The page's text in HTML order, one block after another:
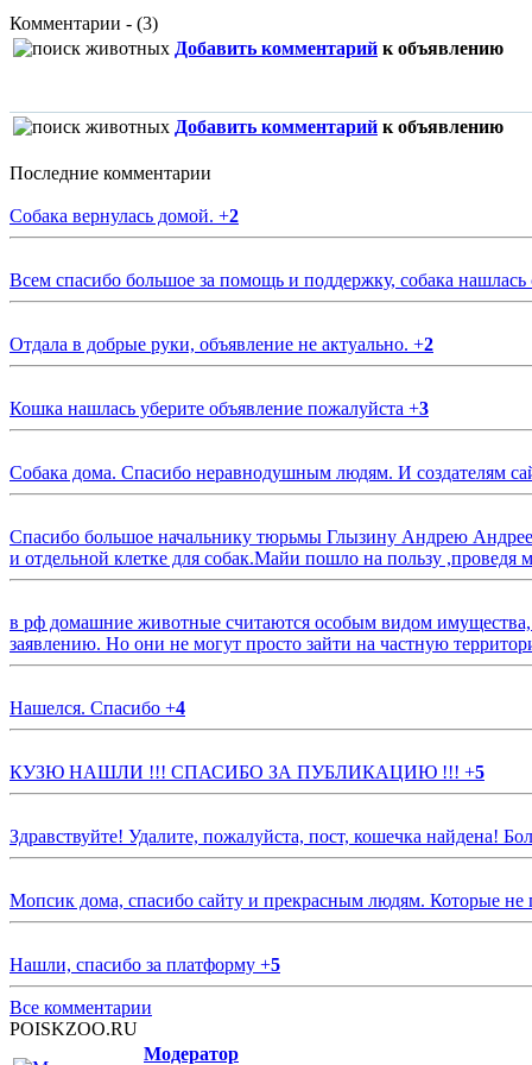
Комментарии - (3)
Добавить комментарий к объявлению
Добавить комментарий к объявлению
Последние комментарии
Собака вернулась домой. +2
Всем спасибо большое за помощь и поддержку, собака
Отдала в добрые руки, объявление не актуально. +2
Кошка нашлась уберите объявление пожалуйста +3
Собака дома. Спасибо неравнодушным людям. И создателям
Спасибо большое начальнику тюрьмы Глызину Андрею
и отдельной клетке для собак.Майи пошло на пользу ,проведя
в рф домашние животные считаются особым видом имущества,
заявлению. Но они не могут просто зайти на частную
Нашелся. Спасибо +4
КУЗЮ НАШЛИ !!! СПАСИБО ЗА ПУБЛИКАЦИЮ !!! +5
Здравствуйте! Удалите, пожалуйста, пост, кошечка найдена!
Мопсик дома, спасибо сайту и прекрасным людям. Которые
Нашли, спасибо за платформу +5
Все комментарии
POISKZOO.RU
Модератор